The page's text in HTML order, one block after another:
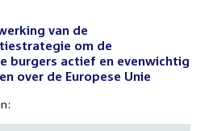
van de
om de
burgers actief en evenwichtig
over de Europese Unie